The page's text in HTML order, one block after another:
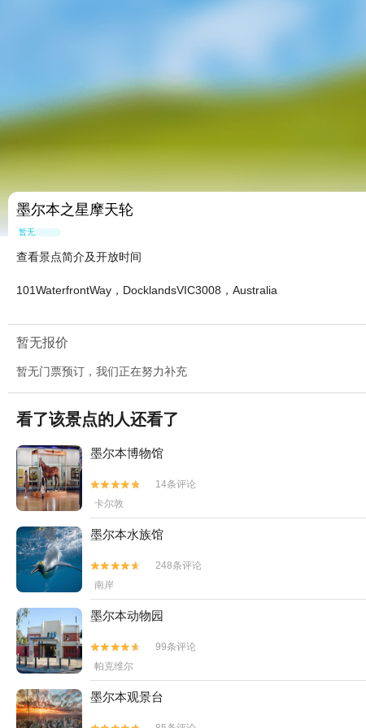
墨尔本之星摩天轮
暂无点评
查看景点简介及开放时间
101WaterfrontWay，DocklandsVIC3008，Australia
暂无报价
暂无门票预订，我们正在努力补充
看了该景点的人还看了
墨尔本博物馆


14条评论
卡尔敦
墨尔本水族馆


248条评论
南岸
墨尔本动物园


99条评论
帕克维尔
墨尔本观景台